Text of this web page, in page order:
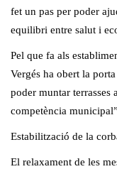
fet un pas per poder
equilibri entre salut i
Pel que fa als
Vergés ha obert la
poder muntar terrasses
competència
Estabilització de la
El relaxament de les